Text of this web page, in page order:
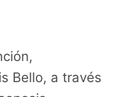
Bello, a través